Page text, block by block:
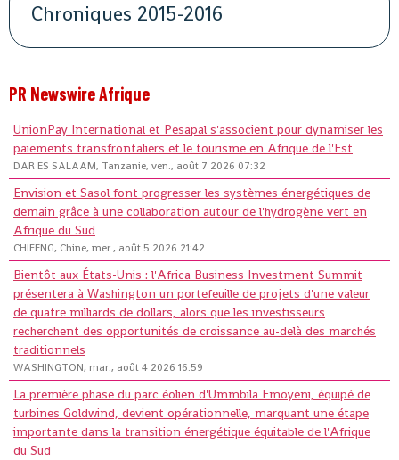
Chroniques 2015-2016
PR Newswire Afrique
UnionPay International et Pesapal s'associent pour dynamiser les
paiements transfrontaliers et le tourisme en Afrique de l'Est
DAR ES SALAAM, Tanzanie, ven., août 7 2026 07:32
Envision et Sasol font progresser les systèmes énergétiques de
demain grâce à une collaboration autour de l'hydrogène vert en
Afrique du Sud
CHIFENG, Chine, mer., août 5 2026 21:42
Bientôt aux États-Unis : l'Africa Business Investment Summit
présentera à Washington un portefeuille de projets d'une valeur
de quatre milliards de dollars, alors que les investisseurs
recherchent des opportunités de croissance au-delà des marchés
traditionnels
WASHINGTON, mar., août 4 2026 16:59
La première phase du parc éolien d'Ummbila Emoyeni, équipé de
turbines Goldwind, devient opérationnelle, marquant une étape
importante dans la transition énergétique équitable de l'Afrique
du Sud